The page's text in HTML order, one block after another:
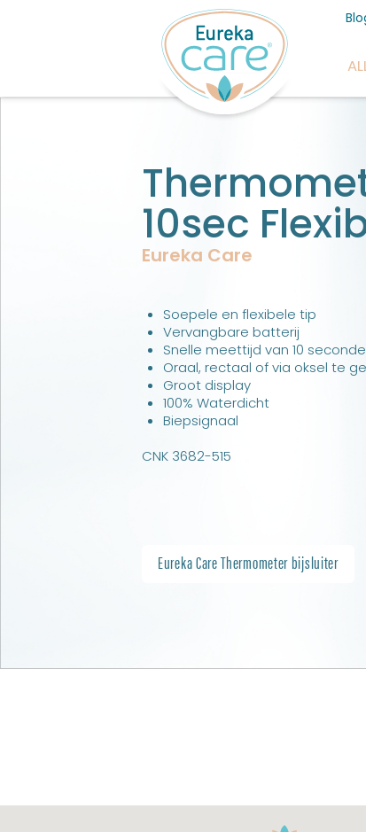
10sec
Eureka Care
Soepele en flexibele tip
Vervangbare batterij
Snelle meettijd van 10
Oraal, rectaal of via oksel te
Groot display
100% Waterdicht
Biepsignaal
CNK 3682-515
Eureka Care Thermometer bijsluiter